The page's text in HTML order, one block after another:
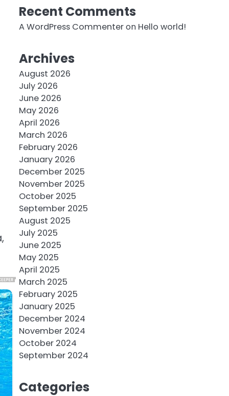
Recent Comments
A WordPress Commenteron Hello world!
Archives
August 2026
July 2026
June 2026
May 2026
April 2026
March 2026
February 2026
January 2026
December 2025
November 2025
October 2025
September 2025
August 2025
July 2025
June 2025
May 2025
April 2025
March 2025
February 2025
January 2025
December 2024
November 2024
October 2024
September 2024
Categories